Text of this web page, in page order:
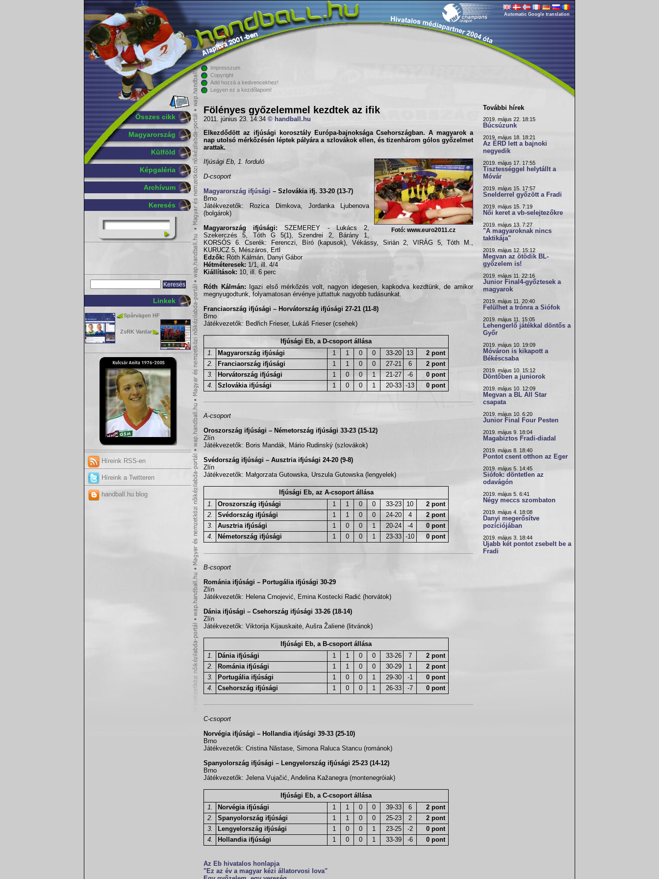
Összes cikk
Magyarország
Külföld
Képgaléria
Archívum
Keresés
Linkek
Spårvägen HF
ZsRK Vardar
Híreink RSS-en
Híreink a Twitteren
handball.hu blog
Automatic Google translation
Impresszum
Copyright
Add hozzá a kedvencekhez!
Legyen ez a kezdőlapom!
Fölényes győzelemmel kezdtek az ifik
2011. június 23. 14:34 © handball.hu
Elkezdődött az ifjúsági korosztály Európa-bajnoksága Csehországban. Amagyarok a
nap utolsó mérkőzésén léptek pályára a szlovákokellen, és tizenhárom gólos győzelmet
arattak.
Fotó: www.euro2011.cz
Ifjúsági Eb, 1. forduló
D-csoport
Magyarország ifjúsági – Szlovákia ifj. 33-20 (13-7)
Brno
Játékvezetők: Rozica Dimkova, Jordanka Ljubenova
(bolgárok)
Magyarország ifjúsági: SZEMEREY - Lukács 2,
Szekerczés 5, Tóth G 5(1), Szendrei 2, Bárány 1,
KORSÓS 6. Cserék: Ferenczi, Bíró (kapusok), Vékássy, Sirián 2, VIRÁG 5, Tóth M.,
KURUCZ 5, Mészáros, Ertl
Edzők: Róth Kálmán, Danyi Gábor
Hétméteresek: 1/1, ill. 4/4
Kiállítások: 10, ill. 6 perc
Róth Kálmán: Igazi első mérkőzés volt, nagyon idegesen, kapkodva kezdtünk, de amikor
megnyugodtunk, folyamatosan érvénye juttattuk nagyobb tudásunkat.
Franciaország ifjúsági – Horvátország ifjúsági 27-21 (11-8)
Brno
Játékvezetők: Bedřich Frieser, Lukáš Frieser (csehek)
Ifjúsági Eb, a D-csoport állása
1.
Magyarország ifjúsági 1 1 0 0 33-20 13
2 pont
2.
Franciaország ifjúsági 1 1 0 0 27-21 6
2 pont
3.
Horvátország ifjúsági 1 0 0 1 21-27 -6
0 pont
4.
Szlovákia ifjúsági 1 0 0 1 20-33 -13 0 pont
A-csoport
Oroszország ifjúsági – Németország ifjúsági 33-23 (15-12)
Zlín
Játékvezetők: Boris Mandák, Mário Rudinský (szlovákok)
Svédország ifjúsági – Ausztria ifjúsági 24-20 (9-8)
Zlín
Játékvezetők: Małgorzata Gutowska, Urszula Gutowska (lengyelek)
Ifjúsági Eb, az A-csoport állása
1.
Oroszország ifjúsági 1 1 0 0 33-23 10
2 pont
2.
Svédország ifjúsági 1 1 0 0 24-20 4
2 pont
3.
Ausztria ifjúsági 1 0 0 1 20-24 -4
0 pont
4.
Németország ifjúsági 1 0 0 1 23-33 -10 0 pont
B-csoport
Románia ifjúsági – Portugália ifjúsági 30-29
Zlín
Játékvezetők: Helena Crnojević, Emina Kostecki Radić (horvátok)
Dánia ifjúsági – Csehország ifjúsági 33-26 (18-14)
Zlín
Játékvezetők: Viktorija Kijauskaitė, Aušra Žalienė (litvánok)
Ifjúsági Eb, a B-csoport állása
1.
Dánia ifjúsági 1 1 0 0 33-26 7
2 pont
2.
Románia ifjúsági 1 1 0 0 30-29 1
2 pont
3.
Portugália ifjúsági 1 0 0 1 29-30 -1
0 pont
4.
Csehország ifjúsági 1 0 0 1 26-33 -7 0 pont
C-csoport
Norvégia ifjúsági – Hollandia ifjúsági 39-33 (25-10)
Brno
Játékvezetők: Cristina Năstase, Simona Raluca Stancu (románok)
Spanyolország ifjúsági – Lengyelország ifjúsági 25-23 (14-12)
Brno
Játékvezetők: Jelena Vujačić, Anđelina Kažanegra (montenegróiak)
Ifjúsági Eb, a C-csoport állása
1.
Norvégia ifjúsági 1 1 0 0 39-33 6
2 pont
2.
Spanyolország ifjúsági 1 1 0 0 25-23 2
2 pont
3.
Lengyelország ifjúsági 1 0 0 1 23-25 -2
0 pont
4.
Hollandia ifjúsági 1 0 0 1 33-39 -6 0 pont
Az Eb hivatalos honlapja
"Ez az év a magyar kézi állatorvosi lova"
További hírek
2019. május 22. 18:15
Búcsúzunk
2019. május 18. 18:21
Az ÉRD lett a bajnoki
negyedik
2019. május 17. 17:55
Tisztességgel helytállt a
Móvár
2019. május 15. 17:57
Snelderrel győzött a Fradi
2019. május 15. 7:19
Női keret a vb-selejtezőkre
2019. május 13. 7:27
"A magyaroknak nincs
taktikája"
2019. május 12. 15:12
Megvan az ötödik BL-
győzelem is!
2019. május 11. 22:16
Junior Final4-győztesek a
magyarok
2019. május 11. 20:40
Felülhet a trónra a Siófok
2019. május 11. 15:05
Lehengerlő játékkal döntős a
Győr
2019. május 10. 19:09
Móváron is kikapott a
Békéscsaba
2019. május 10. 15:12
Döntőben a juniorok
2019. május 10. 12:09
Megvan a BL All Star
csapata
2019. május 10. 6:20
Junior Final Four Pesten
2019. május 9. 18:04
Magabiztos Fradi-diadal
2019. május 8. 18:40
Pontot csent otthon az Eger
2019. május 5. 14:45
Siófok: döntetlen az
odavágón
2019. május 5. 6:41
Négy meccs szombaton
2019. május 4. 18:08
Danyi megerősítve
pozíciójában
2019. május 3. 18:44
Újabb két pontot zsebelt be a
Fradi